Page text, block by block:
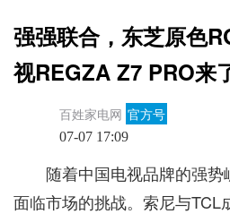
强强联合，东芝原色
视REGZA Z7 PRO来
百姓家电网 官方号
07-07 17:09
随着中国电视品牌的强
面临市场的挑战。索尼与TCL